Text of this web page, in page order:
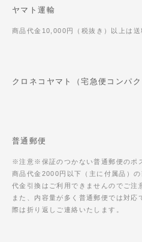
ヤマト運輸
商品代金10,000円（税抜き）以上は送
クロネコヤマト（宅急便コンパク
普通郵便
※注意※保証のつかない普通郵便のポ
商品代金2000円以下（主に付属品）
代金引換はご利用できませんのでご注
また、内容量が多く普通郵便では対応
際は折り返しご連絡いたします。